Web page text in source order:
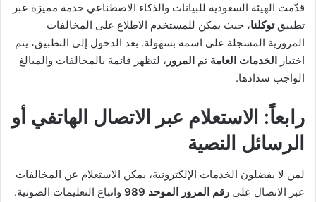
قدّمت الهيئة السعودية للبيانات والذكاء الاصطناعي خدمة مميزة عبر
تطبيقتوكلنا، حيث يمكن للمستخدم الاطلاع على المخالفات
المرورية المسجلة على اسمه بسهولة. بعد الدخول إلى التطبيق، يتم
اختيار الخدمات العامة ثم المرور ، لتظهر قائمة بالمخالفات والمبالغ
الواجب سدادها.
رابعاً: الاستعلام عبر الاتصال الهاتفي أو
الرسائل النصية
لمن لا يفضلون الخدمات الإلكترونية، يمكن الاستعلام عن المخالفات
عبر الاتصال على رقم المرور الموحد 989
واتباع التعليمات الصوتية.